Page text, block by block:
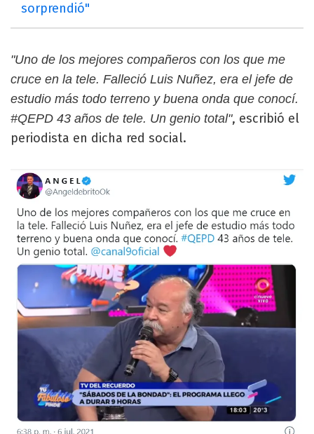
sorprendió"
"Uno de los mejores compañeros con los que me
cruce en la tele. Falleció Luis Nuñez, era el jefe de
estudio más todo terreno y buena onda que conocí.
#QEPD 43 años de tele. Un genio total", escribió el
periodista en dicha red social.